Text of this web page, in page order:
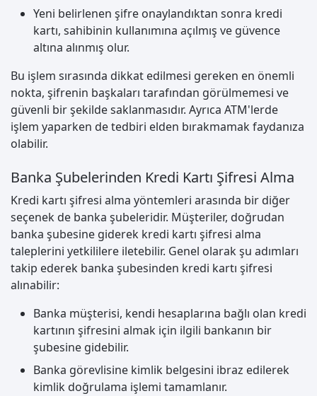
Yeni belirlenen şifre onaylandıktan sonra kredi
kartı, sahibinin kullanımına açılmış ve güvence
altına alınmış olur.
Bu işlem sırasında dikkat edilmesi gereken en önemli
nokta, şifrenin başkaları tarafından görülmemesi ve
güvenli bir şekilde saklanmasıdır. Ayrıca ATM'lerde
işlem yaparken de tedbiri elden bırakmamak faydanıza
olabilir.
Banka Şubelerinden Kredi Kartı Şifresi Alma
Kredi kartı şifresi alma yöntemleri arasında bir diğer
seçenek de banka şubeleridir. Müşteriler, doğrudan
banka şubesine giderek kredi kartı şifresi alma
taleplerini yetkililere iletebilir. Genel olarak şu adımları
takip ederek banka şubesinden kredi kartı şifresi
alınabilir:
Banka müşterisi, kendi hesaplarına bağlı olan kredi
kartının şifresini almak için ilgili bankanın bir
şubesine gidebilir.
Banka görevlisine kimlik belgesini ibraz edilerek
kimlik doğrulama işlemi tamamlanır.